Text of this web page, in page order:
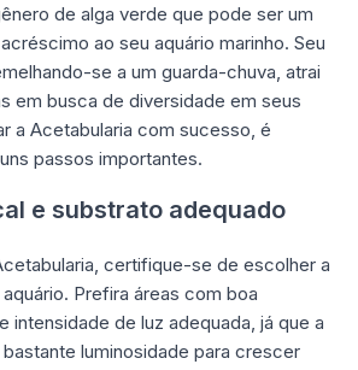
de alga verde que pode ser um
ao seu aquário marinho. Seu
se a um guarda-chuva, atrai
em busca de diversidade em seus
a Acetabularia com sucesso, é
passos importantes.
e substrato adequado
certifique-se de escolher a
Prefira áreas com boa
intensidade de luz adequada, já que a
luminosidade para crescer